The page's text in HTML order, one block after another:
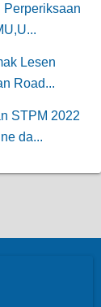
Perperiksaan
SPMU,U...
Lesen
Road...
STPM 2022
da...